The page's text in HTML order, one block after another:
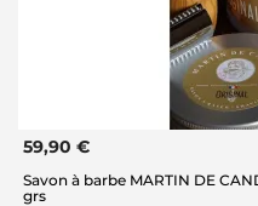
59,90 €
Savon à barbe MARTIN DE
grs